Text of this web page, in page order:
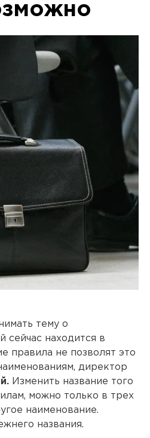
тему о
сейчас находится в
правила не позволят это
директор
Изменить название того
можно только в трех
наименование.
названия.